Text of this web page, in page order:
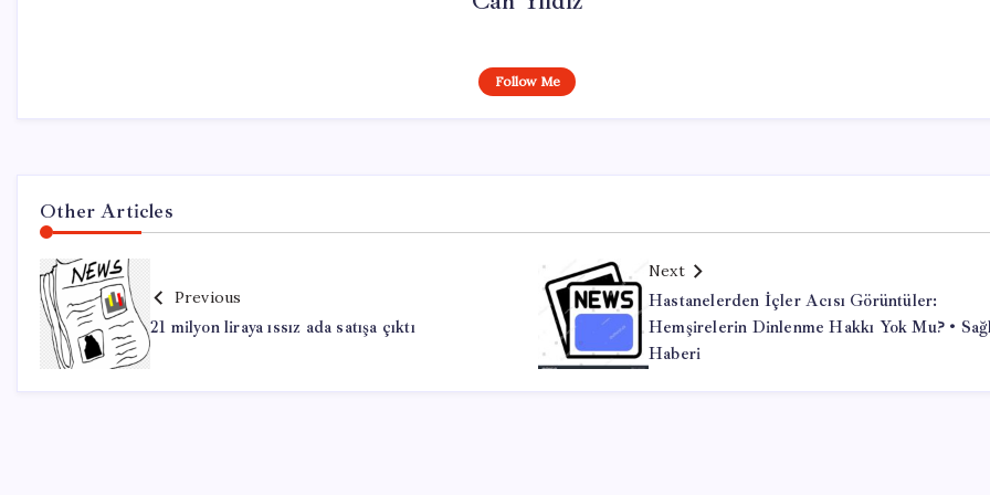
Follow Me
Other Articles
Previous
21 milyon liraya ıssız ada satışa çıktı
Next
Hastanelerden İçler Acısı Görüntüler:
Hemşirelerin Dinlenme Hakkı Yok Mu? •
Haberi